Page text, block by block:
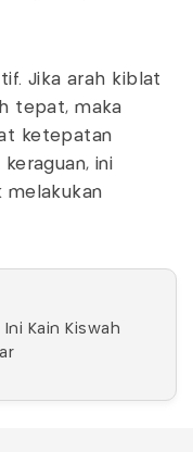
Jika arah kiblat
tepat, maka
ketepatan
ini
melakukan
Kain Kiswah